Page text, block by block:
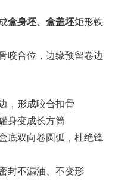
盒身坯、盒盖坯矩形铁
咬合位，边缘预留卷边
，形成咬合扣骨
身变成长方筒
底双向卷圆弧，杜绝锋
封不漏油、不变形